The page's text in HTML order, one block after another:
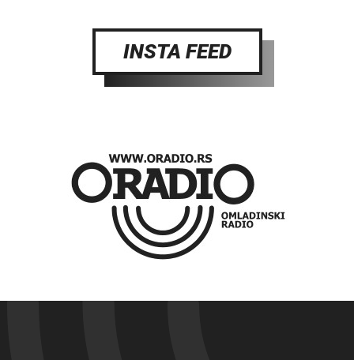
INSTA FEED